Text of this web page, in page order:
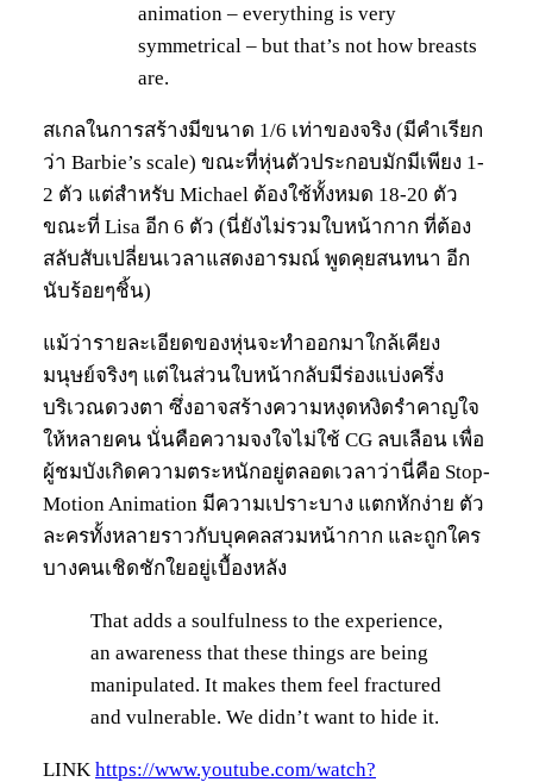
animation – everything is very
symmetrical – but that’s not how breasts
are.
สเกลในการสร้างมีขนาด 1/6 เท่าของจริง (มีคำเรียก
ว่า Barbie’s scale) ขณะที่หุ่นตัวประกอบมักมีเพียง 1-
2 ตัว แต่สำหรับ Michael ต้องใช้ทั้งหมด 18-20 ตัว
ขณะที่ Lisa อีก 6 ตัว (นี่ยังไม่รวมใบหน้ากาก ที่ต้อง
สลับสับเปลี่ยนเวลาแสดงอารมณ์ พูดคุยสนทนา อีก
นับร้อยๆชิ้น)
แม้ว่ารายละเอียดของหุ่นจะทำออกมาใกล้เคียง
มนุษย์จริงๆ แต่ในส่วนใบหน้ากลับมีร่องแบ่งครึ่ง
บริเวณดวงตา ซึ่งอาจสร้างความหงุดหงิดรำคาญใจ
ให้หลายคน นั่นคือความจงใจไม่ใช้ CG ลบเลือน เพื่อ
ผู้ชมบังเกิดความตระหนักอยู่ตลอดเวลาว่านี่คือ Stop-
Motion Animation มีความเปราะบาง แตกหักง่าย ตัว
ละครทั้งหลายราวกับบุคคลสวมหน้ากาก และถูกใคร
บางคนเชิดชักใยอยู่เบื้องหลัง
That adds a soulfulness to the experience,
an awareness that these things are being
manipulated. It makes them feel fractured
and vulnerable. We didn’t want to hide it.
LINK https://www.youtube.com/watch?